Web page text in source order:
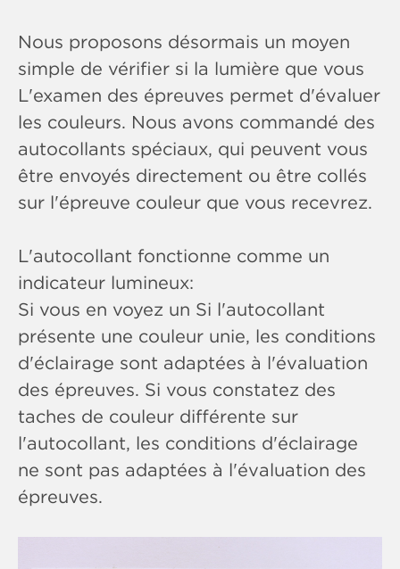
Nous proposons désormais un moyen
simple de vérifier si la lumière que vous
L'examen des épreuves permet d'évaluer
les couleurs. Nous avons commandé des
autocollants spéciaux, qui peuvent vous
être envoyés directement ou être collés
sur l'épreuve couleur que vous recevrez.
L'autocollant fonctionne comme un
indicateur lumineux:
Si vous en voyez un Si l'autocollant
présente une couleur unie, les conditions
d'éclairage sont adaptées à l'évaluation
des épreuves. Si vous constatez des
taches de couleur différente sur
l'autocollant, les conditions d'éclairage
ne sont pas adaptées à l'évaluation des
épreuves.